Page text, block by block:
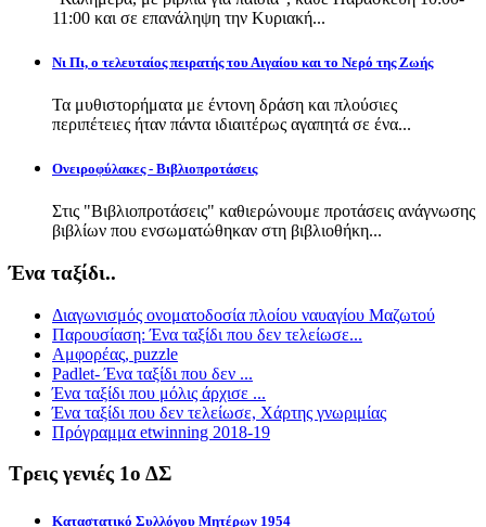
11:00 και σε επανάληψη την Κυριακή...
Νι Πι, ο τελευταίος πειρατής του Αιγαίου και το Νερό της Ζωής
Τα μυθιστορήματα με έντονη δράση και πλούσιες
περιπέτειες ήταν πάντα ιδιαιτέρως αγαπητά σε ένα...
Ονειροφύλακες - Βιβλιοπροτάσεις
Στις "Βιβλιοπροτάσεις" καθιερώνουμε προτάσεις ανάγνωσης
βιβλίων που ενσωματώθηκαν στη βιβλιοθήκη...
Ένα ταξίδι..
Διαγωνισμός ονοματοδοσία πλοίου ναυαγίου Μαζωτού
Παρουσίαση: Ένα ταξίδι που δεν τελείωσε...
Αμφορέας, puzzle
Padlet- Ένα ταξίδι που δεν ...
Ένα ταξίδι που μόλις άρχισε ...
Ένα ταξίδι που δεν τελείωσε, Χάρτης γνωριμίας
Πρόγραμμα etwinning 2018-19
Τρεις γενιές 1ο ΔΣ
Καταστατικό Συλλόγου Μητέρων 1954